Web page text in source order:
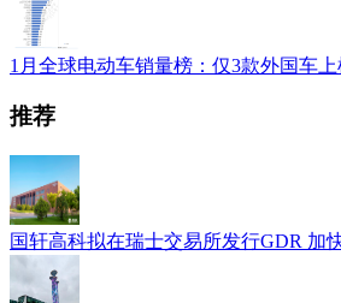
1月全球电动车销量榜：仅3款外国车上
推荐
国轩高科拟在瑞士交易所发行GDR 加